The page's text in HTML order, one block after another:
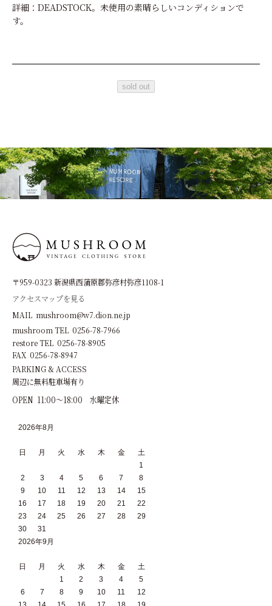
詳細：DEADSTOCK。未使用の素晴らしいコンディションで
す。
sold out
〒959-0323 新潟県西蒲原郡弥彦村弥彦1108-1
アクセスマップを見る
MAIL mushroom@w7.dion.ne.jp
mushroom TEL 0256-78-7966
restore TEL 0256-78-8905
FAX 0256-78-8947
PARKING & ACCESS
周辺に無料駐車場有り
OPEN 11:00～18:00 水曜定休
2026年8月
日 月 火 水 木 金
土
1
2
3 4 5 6 7
8
9
10 11 12 13 14
15
16
17 18 19 20 21
22
23
24 25 26 27 28
29
30
31
2026年9月
日 月 火 水 木 金
土
1
2 3 4
5
6
7 8 9 10 11
12